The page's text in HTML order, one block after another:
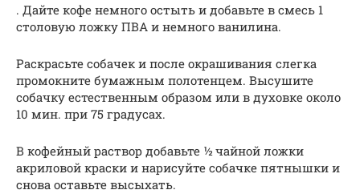
. Дайте кофе немного остыть и добавьте в смесь 1
столовую ложку ПВА и немного ванилина.
Раскрасьте собачек и после окрашивания слегка
промокните бумажным полотенцем. Высушите
собачку естественным образом или в духовке около
10 мин. при 75 градусах.
В кофейный раствор добавьте ½ чайной ложки
акриловой краски и нарисуйте собачке пятнышки и
снова оставьте высыхать.